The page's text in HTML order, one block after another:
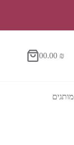
סל0.00 ₪
0
מותגים